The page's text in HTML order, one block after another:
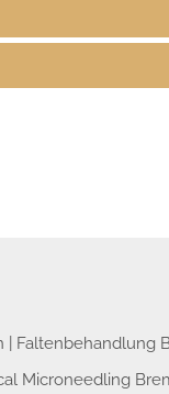
Faltenbehandlung
Microneedling